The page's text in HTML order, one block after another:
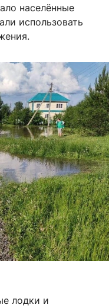
населённые
использовать
лодки и